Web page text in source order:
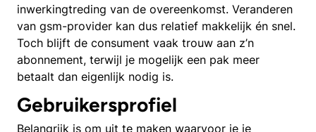
inwerkingtreding van de overeenkomst. Veranderen
van gsm-provider kan dus relatief makkelijk én snel.
Toch blijft de consument vaak trouw aan z’n
abonnement, terwijl je mogelijk een pak meer
betaalt dan eigenlijk nodig is.
Gebruikersprofiel
Belangrijk is om uit te maken waarvoor je je